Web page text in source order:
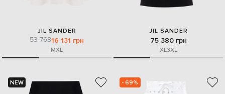
JIL SANDER
53 76816 131 грн
MXL
JIL SANDER
75 380 грн
XL3XL
NEW - 69%